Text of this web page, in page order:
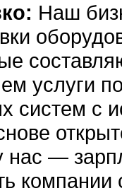
Наш
услуги
систем с
нас —
компании